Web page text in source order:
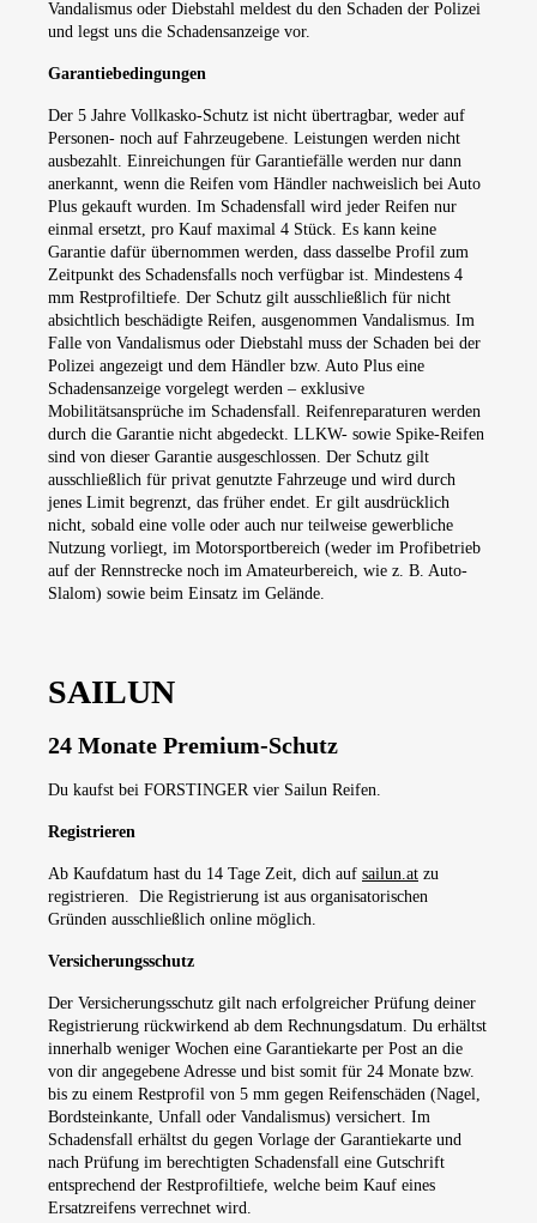
Vandalismus oder Diebstahl meldest du den Schaden der Polizei
und legst uns die Schadensanzeige vor.
Garantiebedingungen
Der 5 Jahre Vollkasko-Schutz ist nicht übertragbar, weder auf
Personen- noch auf Fahrzeugebene. Leistungen werden nicht
ausbezahlt. Einreichungen für Garantiefälle werden nur dann
anerkannt, wenn die Reifen vom Händler nachweislich bei Auto
Plus gekauft wurden. Im Schadensfall wird jeder Reifen nur
einmal ersetzt, pro Kauf maximal 4 Stück. Es kann keine
Garantie dafür übernommen werden, dass dasselbe Profil zum
Zeitpunkt des Schadensfalls noch verfügbar ist. Mindestens 4
mm Restprofiltiefe. Der Schutz gilt ausschließlich für nicht
absichtlich beschädigte Reifen, ausgenommen Vandalismus. Im
Falle von Vandalismus oder Diebstahl muss der Schaden bei der
Polizei angezeigt und dem Händler bzw. Auto Plus eine
Schadensanzeige vorgelegt werden – exklusive
Mobilitätsansprüche im Schadensfall. Reifenreparaturen werden
durch die Garantie nicht abgedeckt. LLKW- sowie Spike-Reifen
sind von dieser Garantie ausgeschlossen. Der Schutz gilt
ausschließlich für privat genutzte Fahrzeuge und wird durch
jenes Limit begrenzt, das früher endet. Er gilt ausdrücklich
nicht, sobald eine volle oder auch nur teilweise gewerbliche
Nutzung vorliegt, im Motorsportbereich (weder im Profibetrieb
auf der Rennstrecke noch im Amateurbereich, wie z. B. Auto-
Slalom) sowie beim Einsatz im Gelände.
SAILUN
24 Monate Premium-Schutz
Du kaufst bei FORSTINGER vier Sailun Reifen.
Registrieren
Ab Kaufdatum hast du 14 Tage Zeit, dich auf sailun.at zu
registrieren. Die Registrierung ist aus organisatorischen
Gründen ausschließlich online möglich.
Versicherungsschutz
Der Versicherungsschutz gilt nach erfolgreicher Prüfung deiner
Registrierung rückwirkend ab dem Rechnungsdatum. Du erhältst
innerhalb weniger Wochen eine Garantiekarte per Post an die
von dir angegebene Adresse und bist somit für 24 Monate bzw.
bis zu einem Restprofil von 5 mm gegen Reifenschäden (Nagel,
Bordsteinkante, Unfall oder Vandalismus) versichert. Im
Schadensfall erhältst du gegen Vorlage der Garantiekarte und
nach Prüfung im berechtigten Schadensfall eine Gutschrift
entsprechend der Restprofiltiefe, welche beim Kauf eines
Ersatzreifens verrechnet wird.